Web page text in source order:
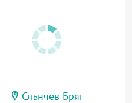
Слънчев Бряг